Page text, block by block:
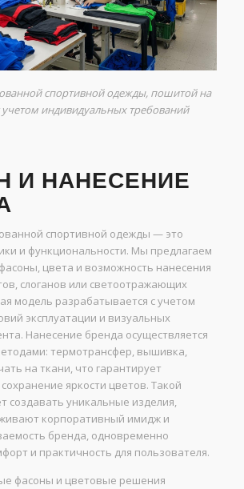
спортивной одежды, пошитой на
индивидуальных требований
И НАНЕСЕНИЕ
спортивной одежды — это
и функциональности. Мы предлагаем
цвета и возможность нанесения
слоганов или светоотражающих
модель разрабатывается с учетом
эксплуатации и визуальных
Нанесение бренда осуществляется
термотрансфер, вышивка,
на ткани, что гарантирует
яркости цветов. Такой
создавать уникальные изделия,
корпоративный имидж и
бренда, одновременно
и практичность для пользователя.
фасоны и цветовые решения